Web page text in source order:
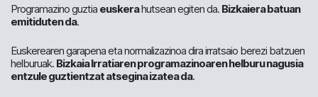
Programazino guztia euskerahutsean egiten da. Bizkaiera batuan
emitiduten da.
Euskerearen garapena eta normalizazinoa dira irratsaio berezi batzuen
helburuak. Bizkaia Irratiaren programazinoaren helburu nagusia
entzule guztientzat atsegina izatea da.